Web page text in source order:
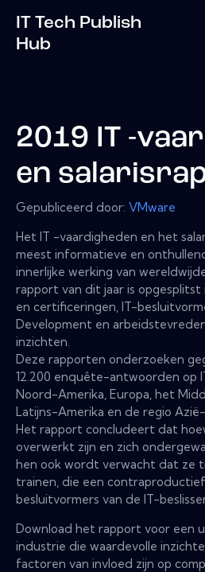
IT Tech Publish
Hub
2019 IT -
en
Gepubliceerd door: VMware
Het IT -vaardigheden en het
meest informatieve en
innerlijke werking van
rapport van dit jaar is opgesplitst
en certificeringen, IT-
Development en
inzichten.
Deze rapporten onderzoeken
12.200 enquête-antwoorden op
Noord-Amerika, Europa, het
Latijns-Amerika en de regio Azië-
Het rapport concludeert dat
overwerkt zijn en zich
hen ook wordt verwacht dat ze
trainen, die een
besluitvormers van de IT-
Download het rapport voor een
industrie die waardevolle
factoren van invloed zijn op